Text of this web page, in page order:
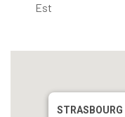
Est
STRASBOURG